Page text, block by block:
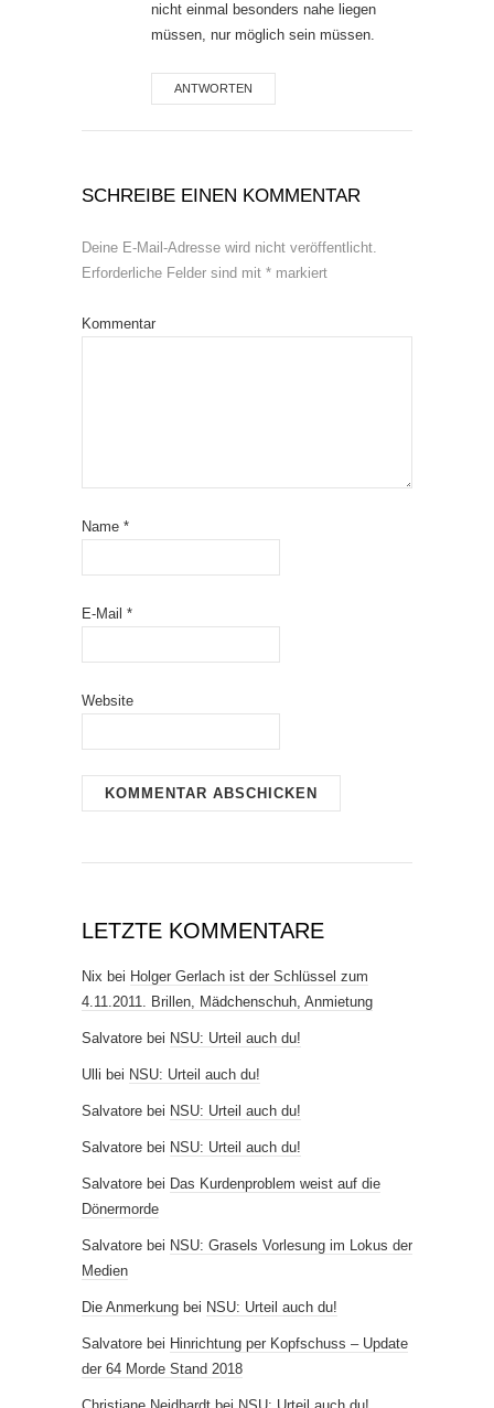
nicht einmal besonders nahe liegen
müssen, nur möglich sein müssen.
ANTWORTEN
SCHREIBE EINEN KOMMENTAR
Deine E-Mail-Adresse wird nicht veröffentlicht.
Erforderliche Felder sind mit * markiert
Kommentar
Name *
E-Mail *
Website
LETZTE KOMMENTARE
Nix bei Holger Gerlach ist der Schlüssel zum
4.11.2011. Brillen, Mädchenschuh, Anmietung
Salvatore bei NSU: Urteil auch du!
Ulli bei NSU: Urteil auch du!
Salvatore bei NSU: Urteil auch du!
Salvatore bei NSU: Urteil auch du!
Salvatore bei Das Kurdenproblem weist auf die
Dönermorde
Salvatore bei NSU: Grasels Vorlesung im Lokus der
Medien
Die Anmerkung bei NSU: Urteil auch du!
Salvatore bei Hinrichtung per Kopfschuss – Update
der 64 Morde Stand 2018